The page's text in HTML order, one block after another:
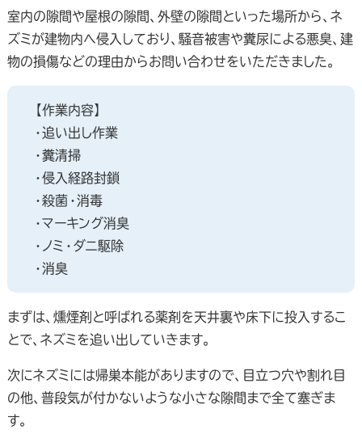
室内の隙間や屋根の隙間、外壁の隙間といった場所から、ネ
ズミが建物内へ侵入しており、騒音被害や糞尿による悪臭、建
物の損傷などの理由からお問い合わせをいただきました。
【作業内容】
・追い出し作業
・糞清掃
・侵入経路封鎖
・殺菌・消毒
・マーキング消臭
・ノミ・ダニ駆除
・消臭
まずは、燻煙剤と呼ばれる薬剤を天井裏や床下に投入するこ
とで、ネズミを追い出していきます。
次にネズミには帰巣本能がありますので、目立つ穴や割れ目
の他、普段気が付かないような小さな隙間まで全て塞ぎま
す。